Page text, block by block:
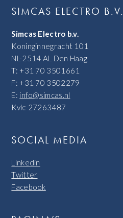
SIMCAS ELECTRO B.V.
Simcas Electro b.v.
Koninginnegracht 101
NL-2514 AL Den Haag
T: +31 70 3501661
F: +31 70 3502279
E: info@simcas.nl
Kvk: 27263487
SOCIAL MEDIA
Linkedin
Twitter
Facebook